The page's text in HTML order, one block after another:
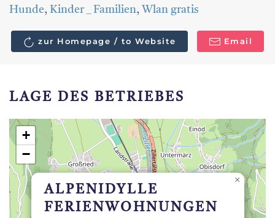
Hunde, Kinder _ Familien, Wlan gratis
zur Homepage / to Website Email
LAGE DES BETRIEBES
ALPENIDYLLE
FERIENWOHNUNGEN
×
+
−